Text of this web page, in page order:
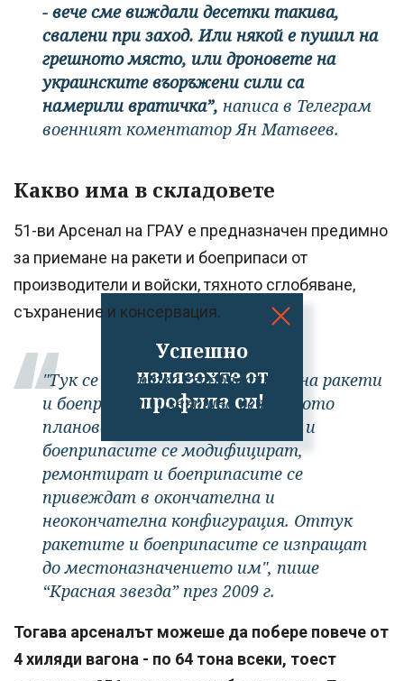
Успешно
излязохте от
профила си!
- вече сме виждали десетки такива,
свалени при заход. Или някой е пушил на
грешното място, или дроновете на
украинските въоръжени сили са
намерили вратичка”, написа в Телеграм
военният коментатор Ян Матвеев.
Какво има в складовете
51-ви Арсенал на ГРАУ е предназначен предимно
за приемане на ракети и боеприпаси от
производители и войски, тяхното сглобяване,
съхранение и консервация.
"Тук се извършва сглобяването на ракети
и боеприпаси, извършва се тяхното
планово обслужване, ракетите и
боеприпасите се модифицират,
ремонтират и боеприпасите се
привеждат в окончателна и
неокончателна конфигурация. Оттук
ракетите и боеприпасите се изпращат
до местоназначението им", пише
“Красная звезда” през 2009 г.
Тогава арсеналът можеше да побере повече от
4 хиляди вагона - по 64 тона всеки, тоест